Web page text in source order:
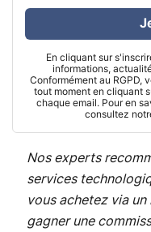
En cliquant sur
informations,
Conformément au RGPD,
tout moment en cliquant
chaque email. Pour en
consultez
Nos experts
services
vous achetez via un
gagner une